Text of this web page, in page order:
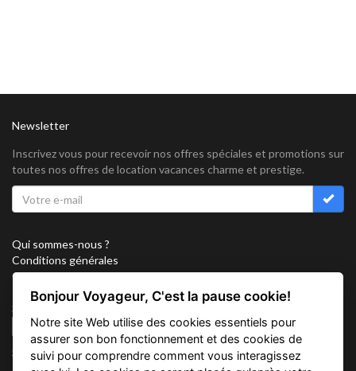
Newsletter
Inscrivez vous pour recevoir nos offres spéciales et promotions sur
toutes nos offres de location vacances charme et prestige.
Qui sommes-nous ?
Conditions générales
Confidentialité
Partenariat
Sitemap
Cookies
Suivez nous sur
Bonjour Voyageur, C'est la pause cookie!
Notre site Web utilise des cookies essentiels pour
assurer son bon fonctionnement et des cookies de
suivi pour comprendre comment vous interagissez